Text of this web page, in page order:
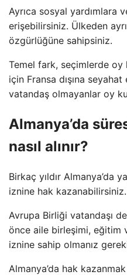
Ayrıca sosyal yardımlara
erişebilirsiniz. Ülkeden
özgürlüğüne sahipsiniz.
Temel fark, seçimlerde oy
için Fransa dışına
vatandaş olmayanlar oy
Almanya’da
nasıl alınır?
Birkaç yıldır Almanya’da
iznine hak kazanabilirsiniz.
Avrupa Birliği vatandaşı
önce aile birleşimi, eğitim
iznine sahip olmanız
Almanya’da hak